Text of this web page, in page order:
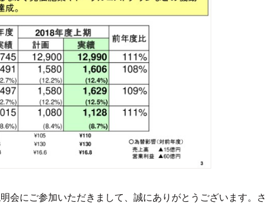
会にご参加いただきまして、誠にありがとうございます。さ